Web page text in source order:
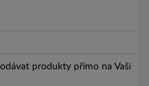
produkty přímo na Vaši